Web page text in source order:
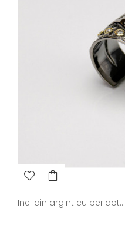
Inel din argint cu peridot...